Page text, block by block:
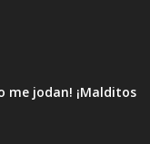
me jodan! ¡Malditos